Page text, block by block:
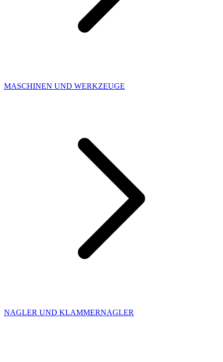
MASCHINEN UND WERKZEUGE
NAGLER UND KLAMMERNAGLER